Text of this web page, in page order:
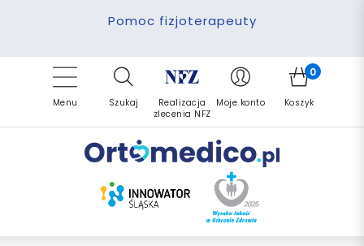
Darmowa dostawa
Pomoc fizjoterapeuty
Finansowanie PFRON
Refundacja NFZ
Zrealizuj zlecenie ponownie
Menu Szukaj
Realizacja
zlecenia NFZ
Moje konto
0
Koszyk